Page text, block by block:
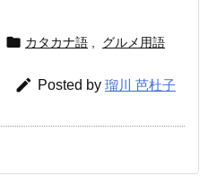
 カタカナ語 グルメ用語
 Posted by 瑠川 芭杜子